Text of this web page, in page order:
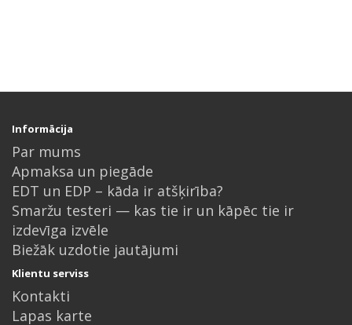
Informācija
Par mums
Apmaksa un piegāde
EDT un EDP – kāda ir atšķirība?
Smaržu testeri — kas tie ir un kāpēc tie ir
izdevīga izvēle
Biežāk uzdotie jautājumi
Klientu serviss
Kontakti
Lapas karte